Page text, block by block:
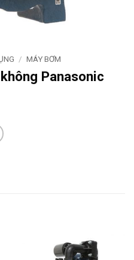
/ MÁY BƠM
Panasonic